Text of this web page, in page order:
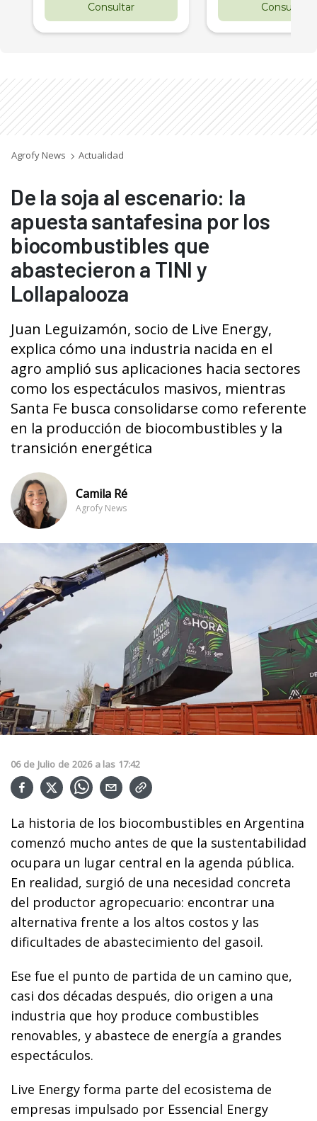
Consultar Consultar
Agrofy News Actualidad
De la soja al escenario: la
apuesta santafesina por los
biocombustibles que
abastecieron a TINI y
Lollapalooza
Juan Leguizamón, socio de Live Energy,
explica cómo una industria nacida en el
agro amplió sus aplicaciones hacia sectores
como los espectáculos masivos, mientras
Santa Fe busca consolidarse como referente
en la producción de biocombustibles y la
transición energética
Camila Ré
Agrofy News
06 de Julio de 2026 a las 17:42
La historia de los biocombustibles en Argentina
comenzó mucho antes de que la sustentabilidad
ocupara un lugar central en la agenda pública.
En realidad, surgió de una necesidad concreta
del productor agropecuario: encontrar una
alternativa frente a los altos costos y las
dificultades de abastecimiento del gasoil.
Ese fue el punto de partida de un camino que,
casi dos décadas después, dio origen a una
industria que hoy produce combustibles
renovables, y abastece de energía a grandes
espectáculos.
Live Energy forma parte del ecosistema de
empresas impulsado por Essencial Energy